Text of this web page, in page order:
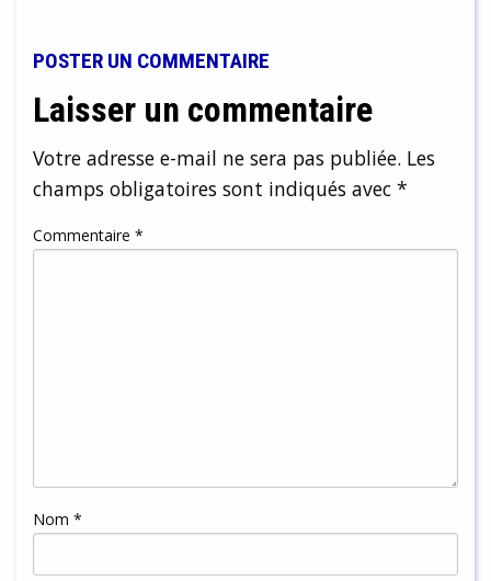
POSTER UN COMMENTAIRE
Laisser un commentaire
Votre adresse e-mail ne sera pas publiée. Les
champs obligatoires sont indiqués avec *
Commentaire *
Nom *